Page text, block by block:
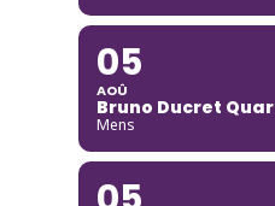
05
AOÛ
Bruno Ducret
Mens